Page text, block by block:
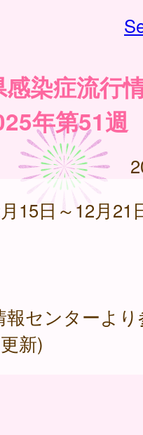
染症流行
年第51週
15日～12月21
報センターよ
新)